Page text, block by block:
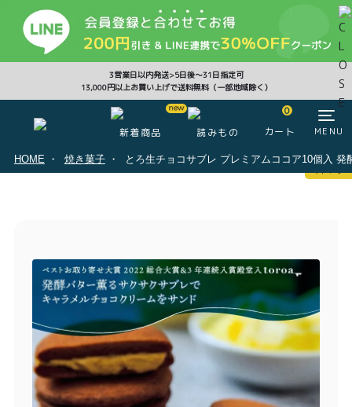
3営業日以内発送>5日後〜31日指定可
13,000円以上お買い上げで送料無料（一部地域除く）
新着商品 読みもの
0
カート MENU
CLOSE
0
商品一覧
とろ生ガトーショコラ
とろ生チーズケーキ
HOME 焼き菓子 とろ生チョコサブレ プレミアムココア10個入